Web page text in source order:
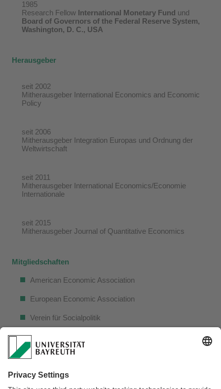
1985
Research Fellow International Monetary Fund und
Board of Governors of the Federal Reserve System,
Washington, D. C., USA
Herausgeber
seit 2002
Mitherausgeber International Economics and Economic
Policy
seit 2006
Mitherausgeber Integration Europas und Ordnung der
Weltwirtschaft
seit 2011
Mitherausgeber International Economics/Economie
Internationale
seit 2015
Mitherausgeber Journal of Quantitative Economics
Mitgliedschaften
American Economic Association
European Economic Association
Verein für Socialpolitik
Wirtschaftspolitischer Ausschuss des Vereins für
Socialpolitik
Socialpolitik